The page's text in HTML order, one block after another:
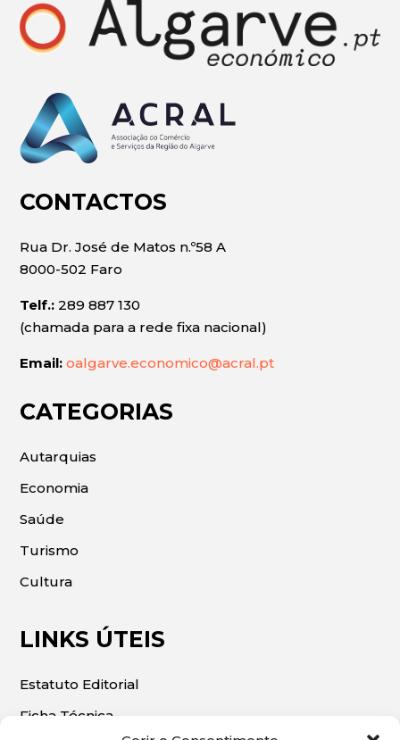
CONTACTOS
Rua Dr. José de Matos n.º58 A
8000-502 Faro
Telf.: 289 887 130
(chamada para a rede fixa nacional)
Email: oalgarve.economico@acral.pt
CATEGORIAS
Autarquias
Economia
Saúde
Turismo
Cultura
LINKS ÚTEIS
Estatuto Editorial
Ficha Técnica